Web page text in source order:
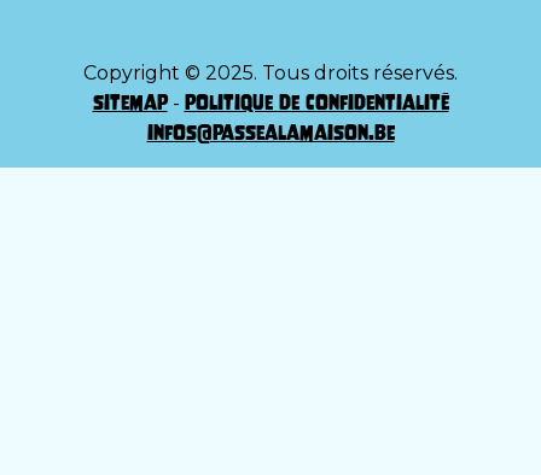
Copyright © 2025. Tous droits réservés.
sitemap- politique de confidentialité
infos@passealamaison.be